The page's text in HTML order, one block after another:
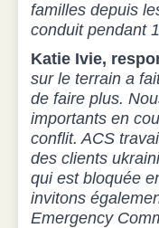
familles depuis
conduit pendant
Katie Ivie,
sur le terrain a
de faire plus.
importants en
conflit. ACS
des clients
qui est bloquée
invitons
Emergency